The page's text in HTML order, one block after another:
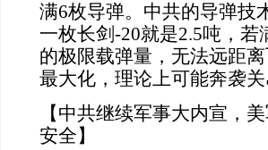
满6枚导弹。中共的导弹技
一枚长剑-20就是2.5吨，
的极限载弹量，无法远距
最大化，理论上可能奔袭
【中共继续军事大内宣，
安全】